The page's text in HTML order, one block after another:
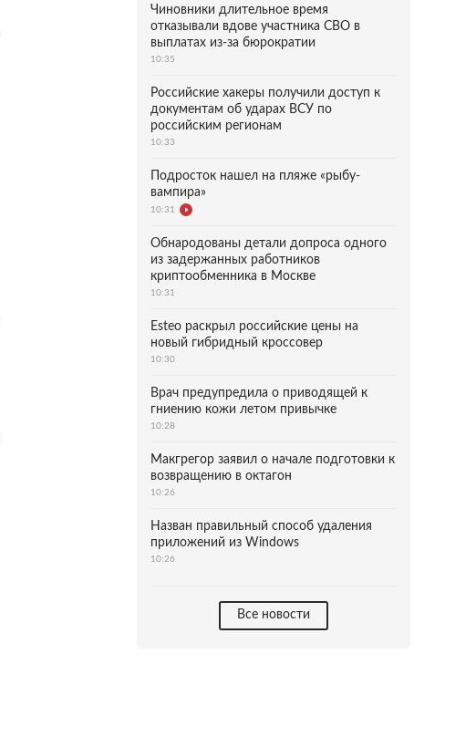
Чиновники длительное время
отказывали вдове участника СВО в
выплатах из-за бюрократии
10:35
Российские хакеры получили доступ к
документам об ударах ВСУ по
российским регионам
10:33
Подросток нашел на пляже «рыбу-
вампира»
10:31
Обнародованы детали допроса одного
из задержанных работников
криптообменника в Москве
10:31
Esteo раскрыл российские цены на
новый гибридный кроссовер
10:30
Врач предупредила о приводящей к
гниению кожи летом привычке
10:28
Макгрегор заявил о начале подготовки к
возвращению в октагон
10:26
Назван правильный способ удаления
приложений из Windows
10:26
Все новости